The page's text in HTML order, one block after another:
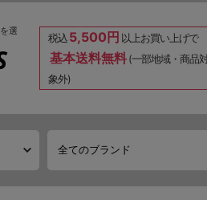
選
税込5,500円 以上お買い上げで
基本送料無料(一部地域・商品
象外)